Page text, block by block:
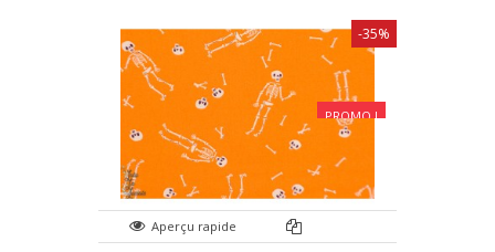
PROMO !
Aperçu rapide
-35%